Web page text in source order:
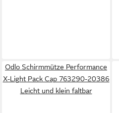
Odlo Schirmmütze Performance
X-Light Pack Cap 763290-20386
Leicht und klein faltbar